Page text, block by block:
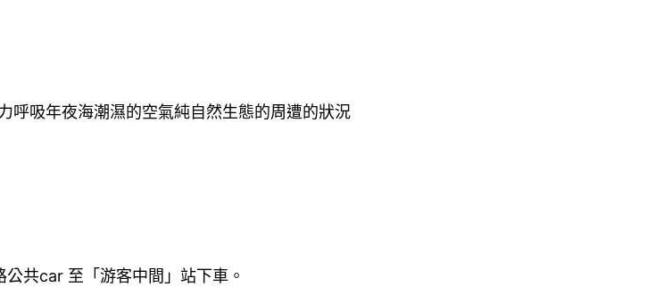
呼吸年夜海潮濕的空氣純自然生態的周遭的狀況
共car 至「游客中間」站下車。